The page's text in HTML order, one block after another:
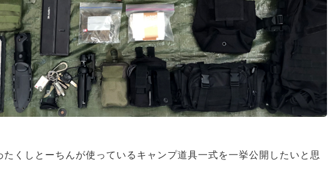
たくしとーちんが使っているキャンプ道具一式を一挙公開したいと思